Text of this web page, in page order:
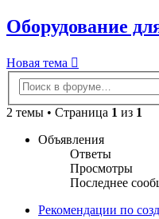
Оборудование
Новая тема
2 темы • Страница 1 из 1
Объявления
Ответы
Просмотры
Последнее
Рекомендации по